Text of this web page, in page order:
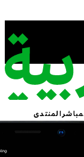
المنتدى